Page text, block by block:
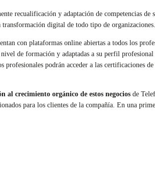
recualificación y adaptación de competencias de
transformación digital de todo tipo de organizaciones.
con plataformas online abiertas a todos los
de formación y adaptadas a su perfil
podrán acceder a las certificaciones
al crecimiento orgánico de estos negocios de
para los clientes de la compañía. En una